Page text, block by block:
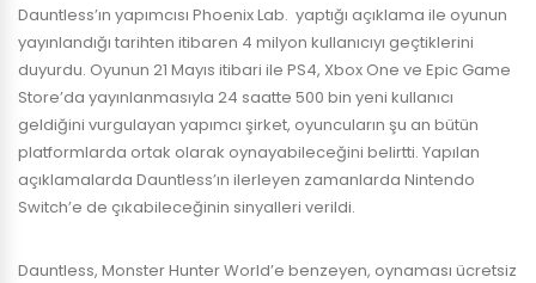
Dauntless’ın yapımcısı Phoenix Lab. yaptığı açıklama ile oyunun
yayınlandığı tarihten itibaren 4 milyon kullanıcıyı geçtiklerini
duyurdu. Oyunun 21 Mayıs itibari ile PS4, Xbox One ve Epic Game
Store’da yayınlanmasıyla 24 saatte 500 bin yeni kullanıcı
geldiğini vurgulayan yapımcı şirket, oyuncuların şu an bütün
platformlarda ortak olarak oynayabileceğini belirtti. Yapılan
açıklamalarda Dauntless’ın ilerleyen zamanlarda Nintendo
Switch’e de çıkabileceğinin sinyalleri verildi.
Dauntless, Monster Hunter World’e benzeyen, oynaması ücretsiz